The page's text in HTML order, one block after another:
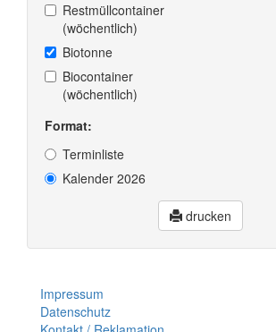
Restmüllcontainer
(wöchentlich)
Biotonne
Biocontainer
(wöchentlich)
Format:
Terminliste
Kalender 2026
drucken
Impressum
Datenschutz